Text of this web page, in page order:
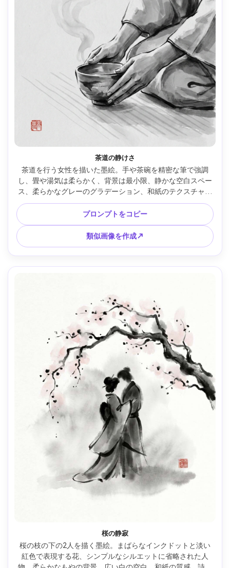
茶道の静けさ
茶道を行う女性を描いた墨絵。手や茶碗を精密な筆で強調
し、畳や湯気は柔らかく、背景は最小限、静かな空白スペー
ス、柔らかなグレーのグラデーション、和紙のテクスチャ、
朱印、85mmレンズ、浅い被写界深度、柔らかなシネマ調 --
ar 4:5
プロンプトをコピー
類似画像を作成↗
桜の静寂
桜の枝の下の2人を描く墨絵。まばらなインクドットと淡い
紅色で表現する花、シンプルなシルエットに省略された人